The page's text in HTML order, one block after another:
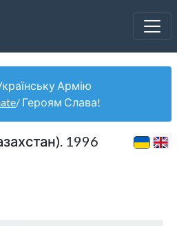
Армію
/ Героям Слава!
1996